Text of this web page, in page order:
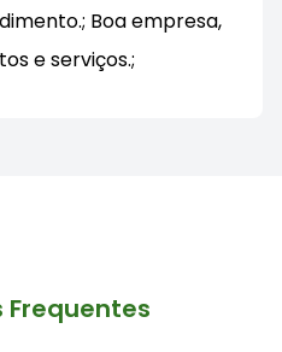
Boa empresa,
e serviços.;
Frequentes